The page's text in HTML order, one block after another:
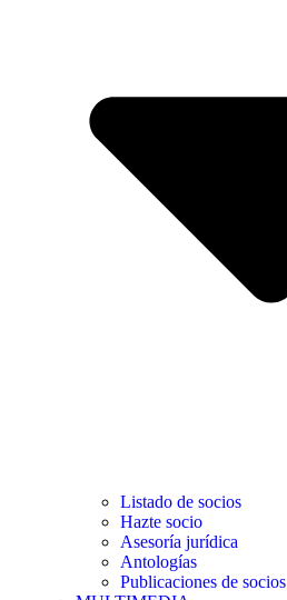
Listado de socios
Hazte socio
Asesoría jurídica
Antologías
Publicaciones de socios